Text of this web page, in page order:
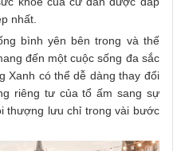
nhất.
bình yên bên trong và thế
đến một cuộc sống đa sắc
Xanh có thể dễ dàng thay đổi
riêng tư của tổ ấm sang sự
thượng lưu chỉ trong vài bước